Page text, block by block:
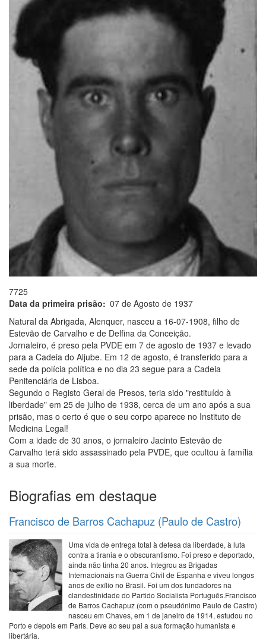
7725
Data da primeira prisão
07 de Agosto de 1937
Natural da Abrigada, Alenquer, nasceu a 16-07-1908, filho de
Estevão de Carvalho e de Delfina da Conceição.
Jornaleiro, é preso pela PVDE em 7 de agosto de 1937 e levado
para a Cadeia do Aljube. Em 12 de agosto, é transferido para a
sede da polícia política e no dia 23 segue para a Cadeia
Penitenciária de Lisboa.
Segundo o Registo Geral de Presos, teria sido "restituído à
liberdade" em 25 de julho de 1938, cerca de um ano após a sua
prisão, mas o certo é que o seu corpo aparece no Instituto de
Medicina Legal!
Com a idade de 30 anos, o jornaleiro Jacinto Estevão de
Carvalho terá sido assassinado pela PVDE, que ocultou à família
a sua morte.
Biografias em destaque
Francisco de Barros Cachapuz (Paulo de Castro)
Uma vida de entrega total à defesa da liberdade, à luta
contra a tirania e o obscurantismo. Foi preso e deportado,
ainda não tinha 20 anos. Integrou as Brigadas
Internacionais na Guerra Civil de Espanha e viveu longos
anos de exílio no Brasil. Foi um dos fundadores na
clandestinidade do Partido Socialista Português.Francisco
de Barros Cachapuz (com o pseudónimo Paulo de Castro)
nasceu em Chaves, em 1 de janeiro de 1914, estudou no
Porto e depois em Paris. Deve ao seu pai a sua formação humanista e
libertária.